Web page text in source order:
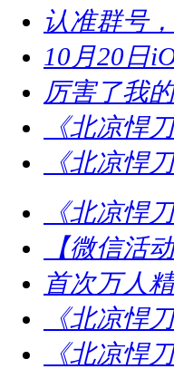
认准群号
10月20日
厉害了我
《北凉悍
《北凉悍
《北凉悍
【微信活
首次万人
《北凉悍
《北凉悍